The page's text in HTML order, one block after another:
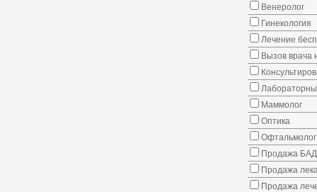
Венеролог
Гинекология
Лечение
Вызов врача
Маммолог
Оптика
Офтальмолог
Продажа
Продажа
Продажа